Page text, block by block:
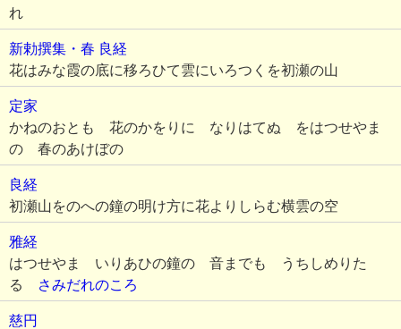
れ
新勅撰集・春 良経
花はみな霞の底に移ろひて雲にいろつくを初瀬の山
定家
かねのおとも 花のかをりに なりはてぬ をはつせやま
の 春のあけぼの
良経
初瀬山をのへの鐘の明け方に花よりしらむ横雲の空
雅経
はつせやま いりあひの鐘の 音までも うちしめりた
る
さみだれのころ
慈円